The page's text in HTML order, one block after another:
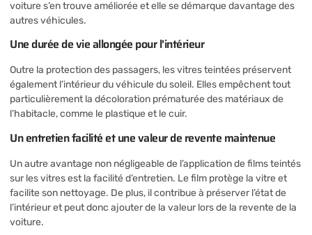
voiture s’en trouve améliorée et elle se démarque davantage des
autres véhicules.
Une durée de vie allongée pour l’intérieur
Outre la protection des passagers, les vitres teintées préservent
également l’intérieur du véhicule du soleil. Elles empêchent tout
particulièrement la décoloration prématurée des matériaux de
l’habitacle, comme le plastique et le cuir.
Un entretien facilité et une valeur de revente maintenue
Un autre avantage non négligeable de l’application de films teintés
sur les vitres est la facilité d’entretien. Le film protège la vitre et
facilite son nettoyage. De plus, il contribue à préserver l’état de
l’intérieur et peut donc ajouter de la valeur lors de la revente de la
voiture.